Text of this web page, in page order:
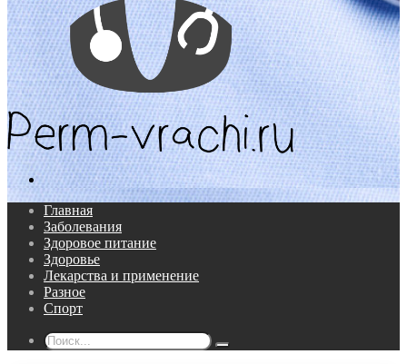
Поиск...
Главная
Заболевания
Здоровое питание
Здоровье
Лекарства и применение
Разное
Спорт
Поиск...